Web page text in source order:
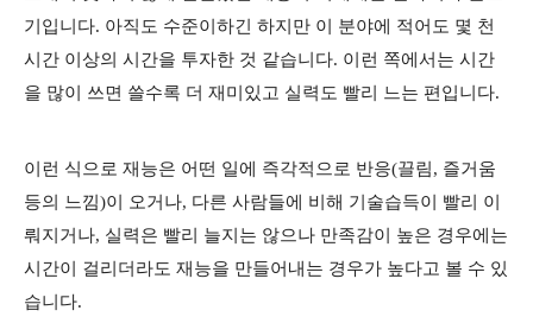
기입니다. 아직도 수준이하긴 하지만 이 분야에 적어도 몇 천
시간 이상의 시간을 투자한 것 같습니다. 이런 쪽에서는 시간
을 많이 쓰면 쓸수록 더 재미있고 실력도 빨리 느는 편입니다.
이런 식으로 재능은 어떤 일에 즉각적으로 반응(끌림, 즐거움
등의 느낌)이 오거나, 다른 사람들에 비해 기술습득이 빨리 이
뤄지거나, 실력은 빨리 늘지는 않으나 만족감이 높은 경우에는
시간이 걸리더라도 재능을 만들어내는 경우가 높다고 볼 수 있
습니다.